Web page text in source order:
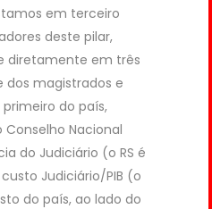
em terceiro
deste pilar,
diretamente em três
dos magistrados e
primeiro do país,
Nacional
do Judiciário (o RS é
Judiciário/PIB (o
do país, ao lado do